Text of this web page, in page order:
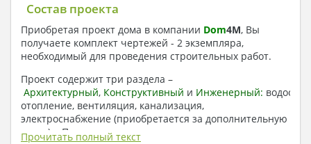
Состав проекта
Приобретая проект дома в компании Dom4M, Вы
получаете комплект чертежей - 2 экземпляра,
необходимый для проведения строительных работ.
Проект содержит три раздела –
Архитектурный, Конструктивный и Инженерный:
отопление, вентиляция, канализация,
электроснабжение (приобретается за дополнительную
плату) + Пояснительная записка.
Прочитать полный текст